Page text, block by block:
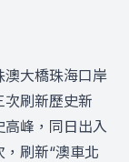
澳大橋珠海口岸
刷新歷史新
峰，同日出入
刷新“澳車北